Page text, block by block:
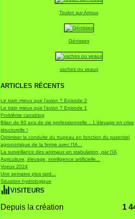
Toulon sur Arroux
Génisses
vaches ou veaux
ARTICLES RÉCENTS
Le train mieux que l’avion ? Episode 2
Le train mieux que l’avion ? Episode 1
Problème canablog
Bilan de 60 ans de vie professionnelle... L'élevage en crise
structurelle !
Optimiser la conduite du trupeau en fonction du potentiel
agronomique de la ferme avec l'IA...
La surveillance des animaux en stabulation, par l'IA
Agriculture, élevage, intelligence artificielle...
Voeux 2024
Une semaine plus tard...
Situation hydrologique
VISITEURS
Depuis la création 1